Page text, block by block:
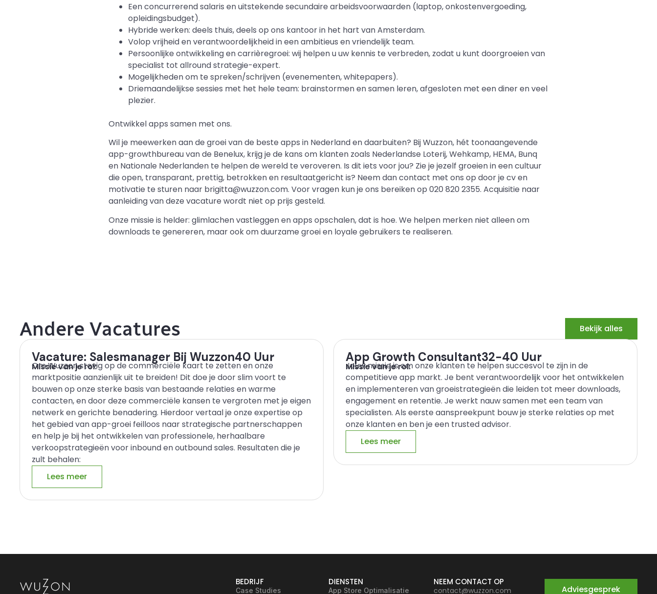
Een concurrerend salaris en uitstekende secundaire arbeidsvoorwaarden (laptop, onkostenvergoeding,
opleidingsbudget).
Hybride werken: deels thuis, deels op ons kantoor in het hart van Amsterdam.
Volop vrijheid en verantwoordelijkheid in een ambitieus en vriendelijk team.
Persoonlijke ontwikkeling en carrièregroei: wij helpen u uw kennis te verbreden, zodat u kunt doorgroeien van
specialist tot allround strategie-expert.
Mogelijkheden om te spreken/schrijven (evenementen, whitepapers).
Driemaandelijkse sessies met het hele team: brainstormen en samen leren, afgesloten met een diner en veel
plezier.
Ontwikkel apps samen met ons.
Wil je meewerken aan de groei van de beste apps in Nederland en daarbuiten? Bij Wuzzon, hét toonaangevende
app-growthbureau van de Benelux, krijg je de kans om klanten zoals Nederlandse Loterij, Wehkamp, ​​HEMA, Bunq
en Nationale Nederlanden te helpen de wereld te veroveren. Is dit iets voor jou? Zie je jezelf groeien in een cultuur
die open, transparant, prettig, betrokken en resultaatgericht is? Neem dan contact met ons op door je cv en
motivatie te sturen naar brigitta@wuzzon.com. Voor vragen kun je ons bereiken op 020 820 2355. Acquisitie naar
aanleiding van deze vacature wordt niet op prijs gesteld.
Onze missie is helder: glimlachen vastleggen en apps opschalen, dat is hoe. We helpen merken niet alleen om
downloads te genereren, maar ook om duurzame groei en loyale gebruikers te realiseren.
Andere Vacatures Bekijk alles
Vacature: Salesmanager Bij Wuzzon40 Uur
Missie van je rol:
Om Wuzzon stevig op de commerciële kaart te zetten en onze
marktpositie aanzienlijk uit te breiden! Dit doe je door slim voort te
bouwen op onze sterke basis van bestaande relaties en warme
contacten, en door deze commerciële kansen te vergroten met je eigen
netwerk en gerichte benadering. Hierdoor vertaal je onze expertise op
het gebied van app-groei feilloos naar strategische partnerschappen
en help je bij het ontwikkelen van professionele, herhaalbare
verkoopstrategieën voor inbound en outbound sales. Resultaten die je
zult behalen:
Lees meer
App Growth Consultant32-40 Uur
Missie van je rol:
Jouw missie is om onze klanten te helpen succesvol te zijn in de
competitieve app markt. Je bent verantwoordelijk voor het ontwikkelen
en implementeren van groeistrategieën die leiden tot meer downloads,
engagement en retentie. Je werkt nauw samen met een team van
specialisten. Als eerste aanspreekpunt bouw je sterke relaties op met
onze klanten en ben je een trusted advisor.
Lees meer
BEDRIJF
Case Studies
DIENSTEN
App Store Optimalisatie
NEEM CONTACT OP
contact@wuzzon.com Adviesgesprek